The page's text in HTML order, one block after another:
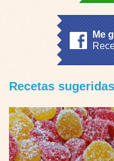
Me
Recetas sugeridas